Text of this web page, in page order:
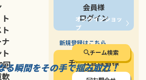
オンラインショッ
プ
チーム検索
停止する
ナ
回
会員様
ログイン
新規登録はこちら
チーム管理者様
新規登録
る瞬間をその手で掴み取れ！